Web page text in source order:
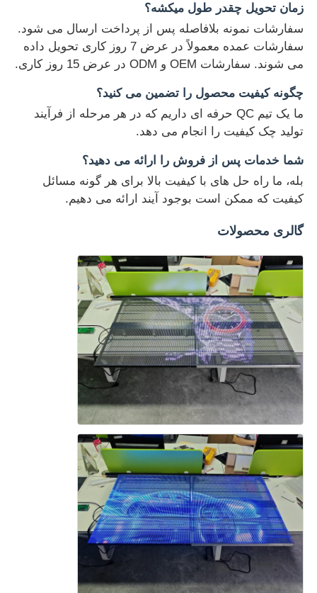
زمان تحویل چقدر طول میکشه؟
سفارشات نمونه بلافاصله پس از پرداخت ارسال می شود.
سفارشات عمده معمولاً در عرض 7 روز کاری تحویل داده
می شوند. سفارشات OEM و ODM در عرض 15 روز کاری.
چگونه کیفیت محصول را تضمین می کنید؟
ما یک تیم QC حرفه ای داریم که در هر مرحله از فرآیند
تولید چک کیفیت را انجام می دهد.
شما خدمات پس از فروش را ارائه می دهید؟
بله، ما راه حل های با کیفیت بالا برای هر گونه مسائل
کیفیت که ممکن است بوجود آیند ارائه می دهیم.
گالری محصولات